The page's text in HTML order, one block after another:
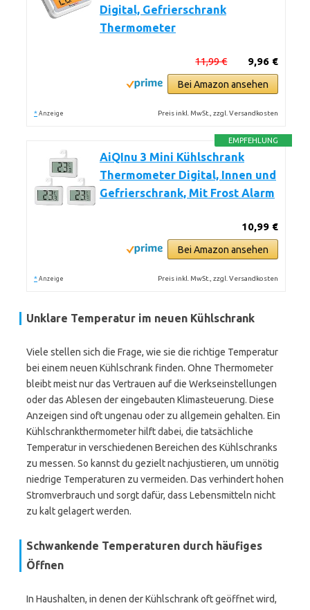
Digital, Gefrierschrank
Thermometer
9,96 €
11,99 €
Bei Amazon ansehen
* Anzeige Preis inkl. MwSt., zzgl. Versandkosten
EMPFEHLUNG
AiQInu 3 Mini Kühlschrank
Thermometer Digital, Innen und
Gefrierschrank, Mit Frost Alarm
10,99 €
Bei Amazon ansehen
* Anzeige Preis inkl. MwSt., zzgl. Versandkosten
Unklare Temperatur im neuen Kühlschrank
Viele stellen sich die Frage, wie sie die richtige Temperatur
bei einem neuen Kühlschrank finden. Ohne Thermometer
bleibt meist nur das Vertrauen auf die Werkseinstellungen
oder das Ablesen der eingebauten Klimasteuerung. Diese
Anzeigen sind oft ungenau oder zu allgemein gehalten. Ein
Kühlschrankthermometer hilft dabei, die tatsächliche
Temperatur in verschiedenen Bereichen des Kühlschranks
zu messen. So kannst du gezielt nachjustieren, um unnötig
niedrige Temperaturen zu vermeiden. Das verhindert hohen
Stromverbrauch und sorgt dafür, dass Lebensmitteln nicht
zu kalt gelagert werden.
Schwankende Temperaturen durch häufiges
Öffnen
In Haushalten, in denen der Kühlschrank oft geöffnet wird,